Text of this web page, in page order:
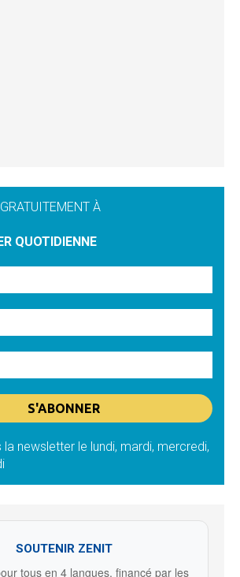
À
QUOTIDIENNE
newsletter le lundi, mardi, mercredi,
SOUTENIR ZENIT
tous en 4 langues, financé par les